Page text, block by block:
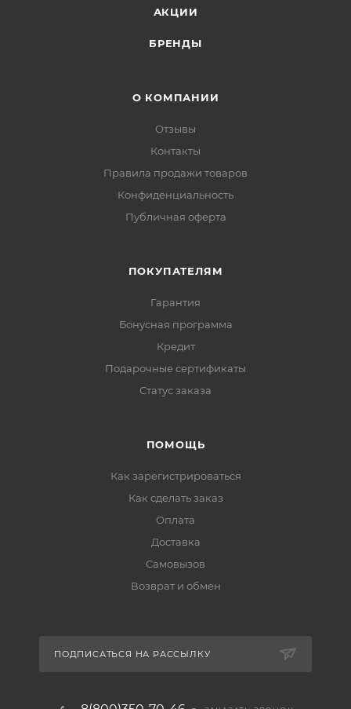
АКЦИИ
БРЕНДЫ
О КОМПАНИИ
Отзывы
Контакты
Правила продажи товаров
Конфиденциальность
Публичная оферта
ПОКУПАТЕЛЯМ
Гарантия
Бонусная программа
Кредит
Подарочные сертификаты
Статус заказа
ПОМОЩЬ
Как зарегистрироваться
Как сделать заказ
Оплата
Доставка
Самовызов
Возврат и обмен
ПОДПИСАТЬСЯ НА РАССЫЛКУ